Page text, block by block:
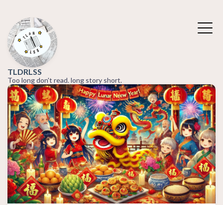
TLDRLSS
Too long don't read. long story short.